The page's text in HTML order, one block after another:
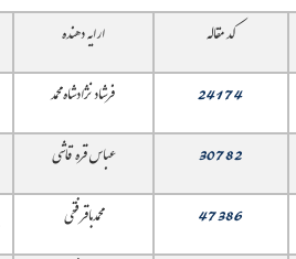
کد مقاله ارایه دهنده
24174 فرشاد نژادشاه محمد
30782 عباس قره قاشی
47386 محمدباقر فتحی